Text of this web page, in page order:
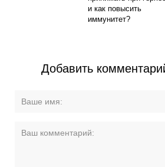
и как повысить
иммунитет?
Добавить